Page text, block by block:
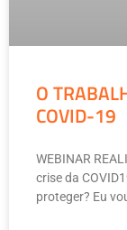
O
COVID-19
WEBINAR
crise da
proteger? Eu